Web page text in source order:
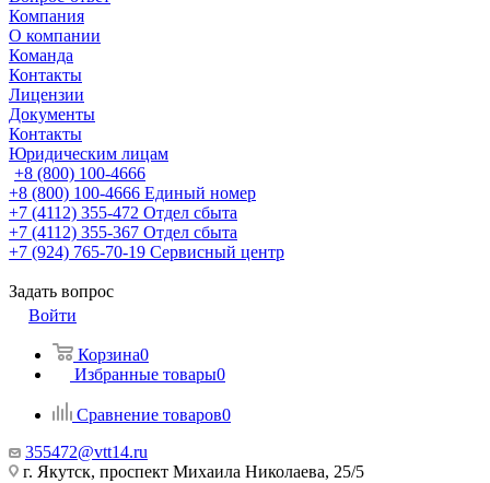
Компания
О компании
Команда
Контакты
Лицензии
Документы
Контакты
Юридическим лицам
+8 (800) 100-4666
+8 (800) 100-4666 Единый номер
+7 (4112) 355-472 Отдел сбыта
+7 (4112) 355-367 Отдел сбыта
+7 (924) 765-70-19 Сервисный центр
Задать вопрос
Войти
Корзина0
Избранные товары0
Сравнение товаров0
355472@vtt14.ru
г. Якутск, проспект Михаила Николаева, 25/5